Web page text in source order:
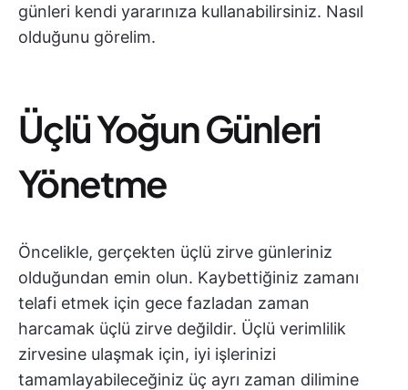
günleri kendi yararınıza kullanabilirsiniz. Nasıl
olduğunu görelim.
Üçlü Yoğun Günleri
Yönetme
Öncelikle, gerçekten üçlü zirve günleriniz
olduğundan emin olun. Kaybettiğiniz zamanı
telafi etmek için gece fazladan zaman
harcamak üçlü zirve değildir. Üçlü verimlilik
zirvesine ulaşmak için, iyi işlerinizi
tamamlayabileceğiniz üç ayrı zaman dilimine